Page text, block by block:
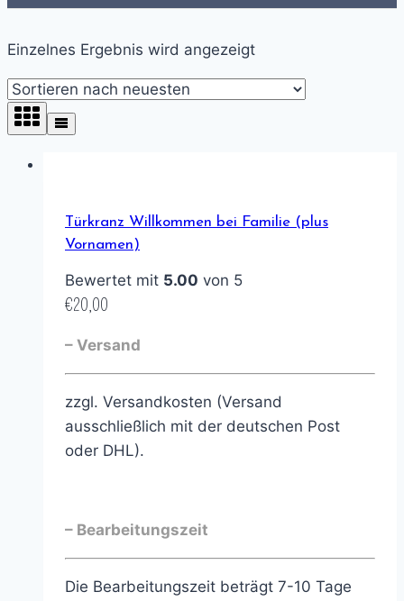
Einzelnes Ergebnis wird angezeigt
Türkranz Willkommen bei Familie (plus
Vornamen)
Bewertet mit 5.00 von 5
€20,00
– Versand
zzgl. Versandkosten (Versand
ausschließlich mit der deutschen Post
oder DHL).
– Bearbeitungszeit
Die Bearbeitungszeit beträgt 7-10 Tage